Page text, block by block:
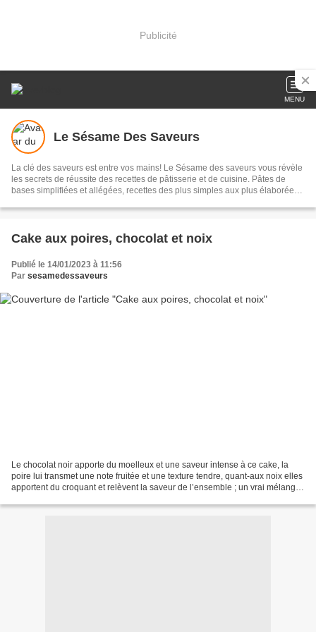
Publicité
MENU
Le Sésame Des Saveurs
La clé des saveurs est entre vos mains! Le Sésame des saveurs vous révèle
les secrets de réussite des recettes de pâtisserie et de cuisine. Pâtes de
bases simplifiées et allégées, recettes des plus simples aux plus élaborées,
Cake aux poires, chocolat et noix
Publié le 14/01/2023 à 11:56
Par sesamedessaveurs
Le chocolat noir apporte du moelleux et une saveur intense à ce cake, la
poire lui transmet une note fruitée et une texture tendre, quant-aux noix elles
apportent du croquant et relèvent la saveur de l’ensemble ; un vrai mélange